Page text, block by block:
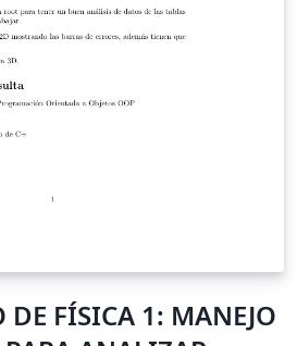
DE FÍSICA 1: MANEJO